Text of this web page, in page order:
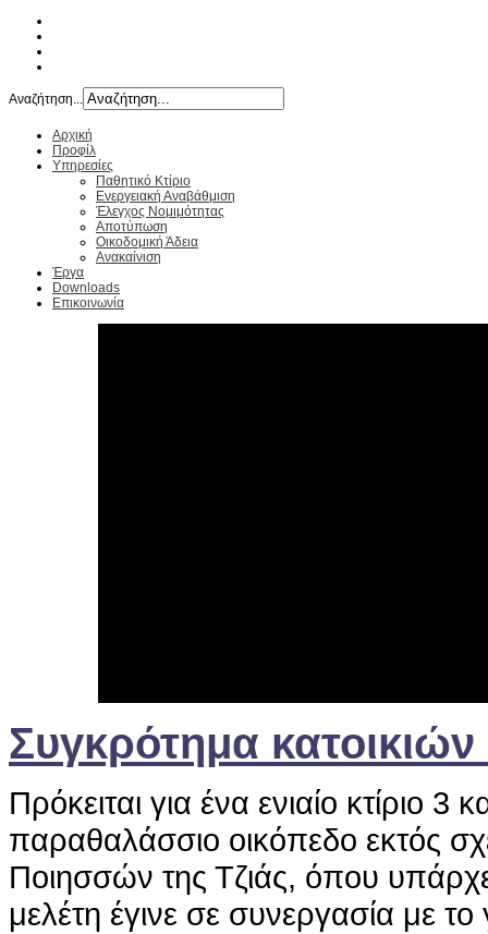
Αναζήτηση...
Αρχική
Προφίλ
Υπηρεσίες
Παθητικό Κτίριο
Ενεργειακή Αναβάθμιση
Έλεγχος Νομιμότητας
Αποτύπωση
Οικοδομική Άδεια
Ανακαίνιση
Έργα
Downloads
Επικοινωνία
Συγκρότημα κατοικιών
Πρόκειται για ένα ενιαίο κτίριο
παραθαλάσσιο οικόπεδο εκτός
Ποιησσών της Τζιάς, όπου
μελέτη έγινε σε συνεργασία με